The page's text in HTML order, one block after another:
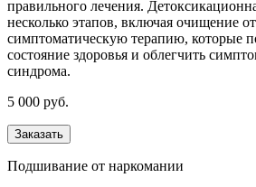
правильного лечения.
несколько этапов, включая очищение
симптоматическую терапию, которые
состояние здоровья и облегчить
синдрома.
5 000 руб.
Заказать
Подшивание от наркомании